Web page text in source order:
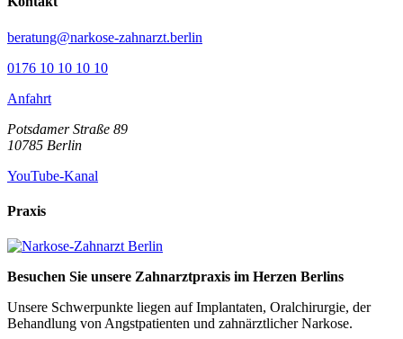
beratung@narkose-zahnarzt.berlin
0176 10 10 10 10
Anfahrt
Potsdamer Straße 89
10785 Berlin
YouTube-Kanal
Praxis
Besuchen Sie unsere Zahnarztpraxis im Herzen Berlins
Unsere Schwerpunkte liegen auf Implantaten, Oralchirurgie, der
Behandlung von Angstpatienten und zahnärztlicher Narkose.